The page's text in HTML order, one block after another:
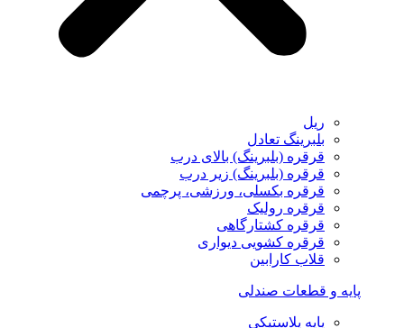
ریل
بلبرینگ تعادل
قرقره (بلبرینگ) بالای درب
قرقره (بلبرینگ) زیر درب
قرقره بکسلی، ورزشی، پرچمی
قرقره رولیک
قرقره کشتارگاهی
قرقره کشویی دیواری
قلاب کارابین
پایه و قطعات صندلی
پایه پلاستیکی